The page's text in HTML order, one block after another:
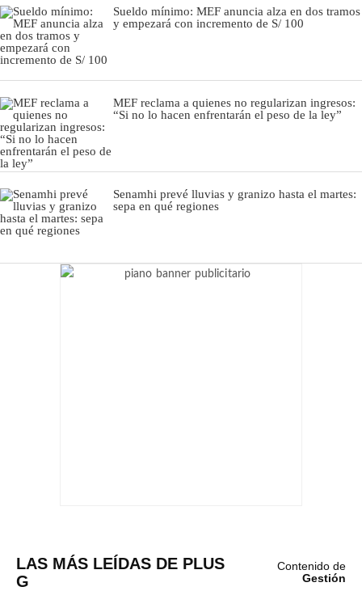
Sueldo mínimo: MEF anuncia alza en dos tramos
y empezará con incremento de S/ 100
MEF reclama a quienes no regularizan ingresos:
“Si no lo hacen enfrentarán el peso de la ley”
Senamhi prevé lluvias y granizo hasta el martes:
sepa en qué regiones
LAS MÁS LEÍDAS DE PLUS
G
Contenido de
Gestión